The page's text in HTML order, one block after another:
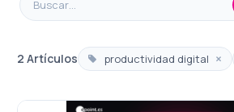
2 Artículos productividad digital ×